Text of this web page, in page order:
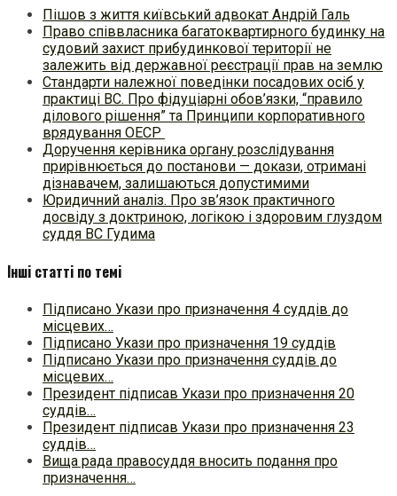
Пішов з життя київський адвокат Андрій Галь
Право співвласника багатоквартирного будинку на
судовий захист прибудинкової території не
залежить від державної реєстрації прав на землю
Стандарти належної поведінки посадових осіб у
практиці ВC. Про фідуціарні обов’язки, “правило
ділового рішення” та Принципи корпоративного
врядування ОЕСР
Доручення керівника органу розслідування
прирівнюється до постанови — докази, отримані
дізнавачем, залишаються допустимими
Юридичний аналіз. Про зв’язок практичного
досвіду з доктриною, логікою і здоровим глуздом
суддя ВС Гудима
Інші статті по темі
Підписано Укази про призначення 4 суддів до
місцевих…
Підписано Укази про призначення 19 суддів
Підписано Укази про призначення суддів до
місцевих…
Президент підписав Укази про призначення 20
суддів…
Президент підписав Укази про призначення 23
суддів…
Вища рада правосуддя вносить подання про
призначення…